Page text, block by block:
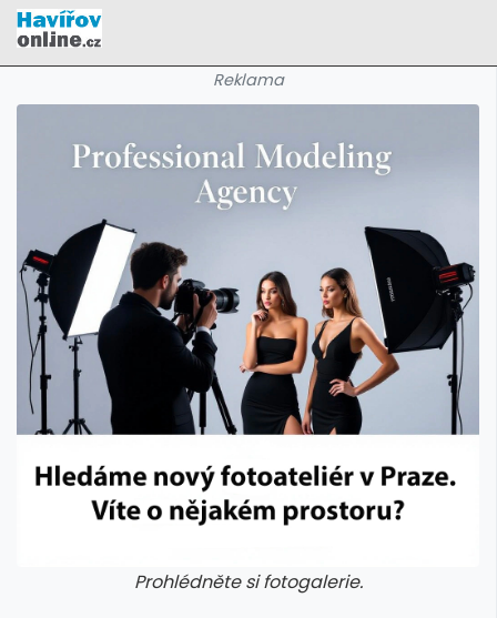
Reklama
Prohlédněte si fotogalerie.